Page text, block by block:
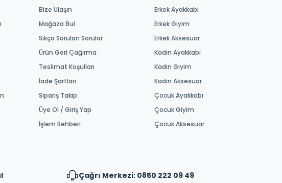
Bize Ulaşın
Mağaza Bul
Sıkça Sorulan Sorular
Ürün Geri Çağırma
Teslimat Koşulları
İade Şartları
Sipariş Takip
Üye Ol / Giriş Yap
İşlem Rehberi
Erkek Ayakkabı
Erkek Giyim
Erkek Aksesuar
Kadın Ayakkabı
Kadın Giyim
Kadın Aksesuar
Çocuk Ayakkabı
Çocuk Giyim
Çocuk Aksesuar
Çağrı Merkezi: 0850 222 09 49